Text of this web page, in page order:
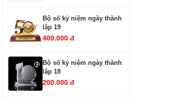
Bộ số kỷ niệm ngày thành
lập 19
400.000 đ
Bộ số kỷ niệm ngày thành
lập 18
200.000 đ